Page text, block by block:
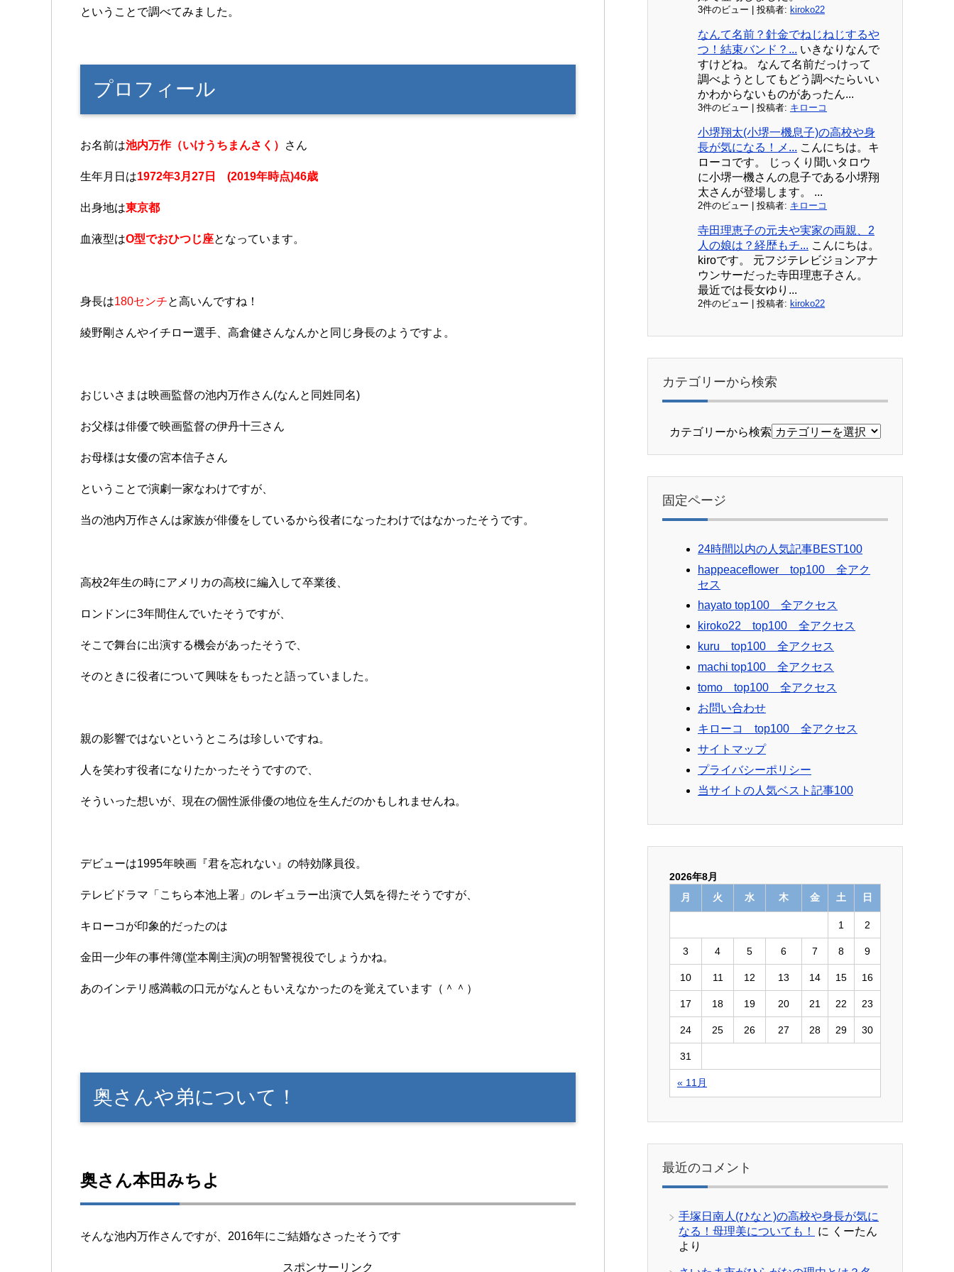
ということで調べてみました。
プロフィール
お名前は池内万作（いけうちまんさく） さん
生年月日は1972年3月27日 (2019年時点)46歳
出身地は東京都
血液型はO型でおひつじ座となっています。
身長は180センチと高いんですね！
綾野剛さんやイチロー選手、高倉健さんなんかと同じ身長のようですよ。
おじいさまは映画監督の池内万作さん(なんと同姓同名)
お父様は俳優で映画監督の伊丹十三さん
お母様は女優の宮本信子さん
ということで演劇一家なわけですが、
当の池内万作さんは家族が俳優をしているから役者になったわけではなかったそうです。
高校2年生の時にアメリカの高校に編入して卒業後、
ロンドンに3年間住んでいたそうですが、
そこで舞台に出演する機会があったそうで、
そのときに役者について興味をもったと語っていました。
親の影響ではないというところは珍しいですね。
人を笑わす役者になりたかったそうですので、
そういった想いが、現在の個性派俳優の地位を生んだのかもしれませんね。
デビューは1995年映画『君を忘れない』の特効隊員役。
テレビドラマ「こちら本池上署」のレギュラー出演で人気を得たそうですが、
キローコが印象的だったのは
金田一少年の事件簿(堂本剛主演)の明智警視役でしょうかね。
あのインテリ感満載の口元がなんともいえなかったのを覚えています（＾＾）
奥さんや弟について！
奥さん本田みちよ
そんな池内万作さんですが、2016年にご結婚なさったそうです
スポンサーリンク
3件のビュー 投稿者: kiroko22
なんて名前？針金でねじねじするや
つ！結束バンド？... いきなりなんで
すけどね。 なんて名前だっけって
調べようとしてもどう調べたらいい
かわからないものがあったん...
3件のビュー 投稿者: キローコ
小堺翔太(小堺一機息子)の高校や身
長が気になる！メ... こんにちは。キ
ローコです。 じっくり聞いタロウ
に小堺一機さんの息子である小堺翔
太さんが登場します。 ...
2件のビュー 投稿者: キローコ
寺田理恵子の元夫や実家の両親、2
人の娘は？経歴もチ... こんにちは。
kiroです。 元フジテレビジョンアナ
ウンサーだった寺田理恵子さん。
最近では長女ゆり...
2件のビュー 投稿者: kiroko22
カテゴリーから検索
カテゴリーから検索
固定ページ
24時間以内の人気記事BEST100
happeaceflower top100 全アク
セス
hayato top100 全アクセス
kiroko22 top100 全アクセス
kuru top100 全アクセス
machi top100 全アクセス
tomo top100 全アクセス
お問い合わせ
キローコ top100 全アクセス
サイトマップ
プライバシーポリシー
当サイトの人気ベスト記事100
2026年8月
月
火 水 木 金 土 日
« 11月
1 2
3 4 5 6 7 8 9
10 11 12 13 14 15 16
17 18 19 20 21 22 23
24 25 26 27 28 29 30
31
最近のコメント
手塚日南人(ひなと)の高校や身長が気に
なる！母理美についても！
に くーたん
より